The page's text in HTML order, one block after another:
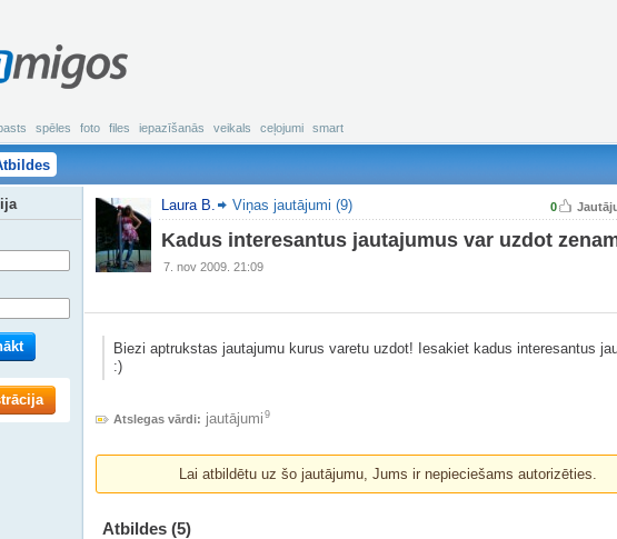
amigos
spēles foto files iepazīšanās veikals ceļojumi smart
0
Laura B. Viņas jautājumi (9)
Kadus interesantus jautajumus var uzdot
7. nov 2009. 21:09
Biezi aptrukstas jautajumu kurus varetu uzdot! Iesakiet kadus interesantus
:)
Atslegas vārdi: jautājumi 9
Lai atbildētu uz šo jautājumu, Jums ir nepieciešams autorizēties.
Atbildes (5)